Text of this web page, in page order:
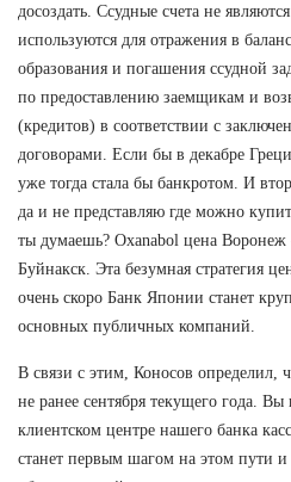
досоздать. Ссудные счета не
используются для отражения в
образования и погашения ссудной
по предоставлению заемщикам и
(кредитов) в соответствии с
договорами. Если бы в декабре
уже тогда стала бы банкротом. И
да и не представляю где можно
ты думаешь? Oxanabol цена
Буйнакск. Эта безумная стратегия
очень скоро Банк Японии станет
основных публичных компаний.
В связи с этим, Коносов определил,
не ранее сентября текущего года.
клиентском центре нашего банка
станет первым шагом на этом пути